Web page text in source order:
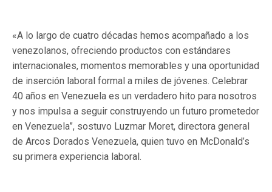
«A lo largo de cuatro décadas hemos acompañado a los
venezolanos, ofreciendo productos con estándares
internacionales, momentos memorables y una oportunidad
de inserción laboral formal a miles de jóvenes. Celebrar
40 años en Venezuela es un verdadero hito para nosotros
y nos impulsa a seguir construyendo un futuro prometedor
en Venezuela”, sostuvo Luzmar Moret, directora general
de Arcos Dorados Venezuela, quien tuvo en McDonald’s
su primera experiencia laboral.